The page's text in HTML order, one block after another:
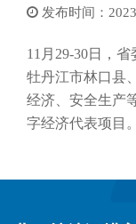
发布时间：
11月29-30日，
牡丹江市林口县
经济、安全生产
字经济代表项目。